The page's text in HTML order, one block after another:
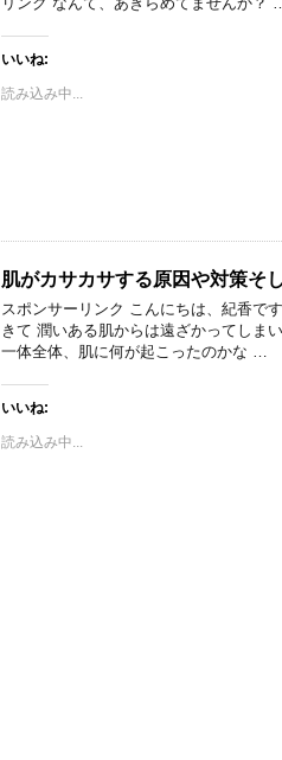
いいね:
読み込み中...
肌がカサカサする原因や対策そ
スポンサーリンク こんにちは、紀香で
きて 潤いある肌からは遠ざかってしま
一体全体、肌に何が起こったのかな …
いいね:
読み込み中...